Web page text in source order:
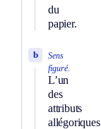
du
papier.
Sens
figuré.
L’un
des
attributs
allégoriques
b